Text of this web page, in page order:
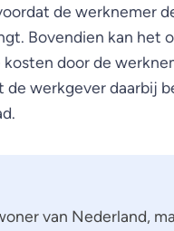
de werknemer
Bovendien kan het
door de
de werkgever daarbij
van Nederland,